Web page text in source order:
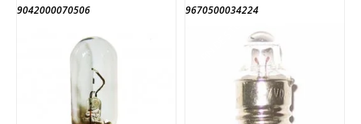
9042000070506 9670500034224
FIN DE STOCK